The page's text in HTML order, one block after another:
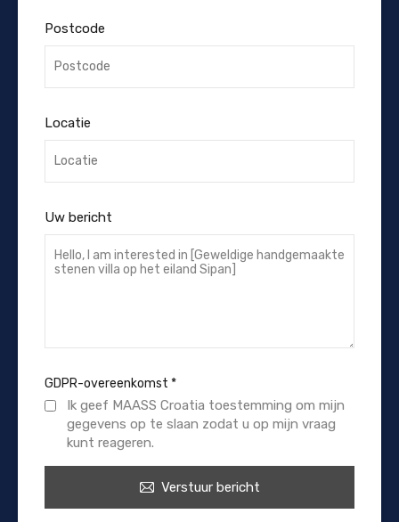
Postcode
Locatie
Uw bericht
GDPR-overeenkomst *
Ik geef MAASS Croatia toestemming om mijn
gegevens op te slaan zodat u op mijn vraag
kunt reageren.
Verstuur bericht